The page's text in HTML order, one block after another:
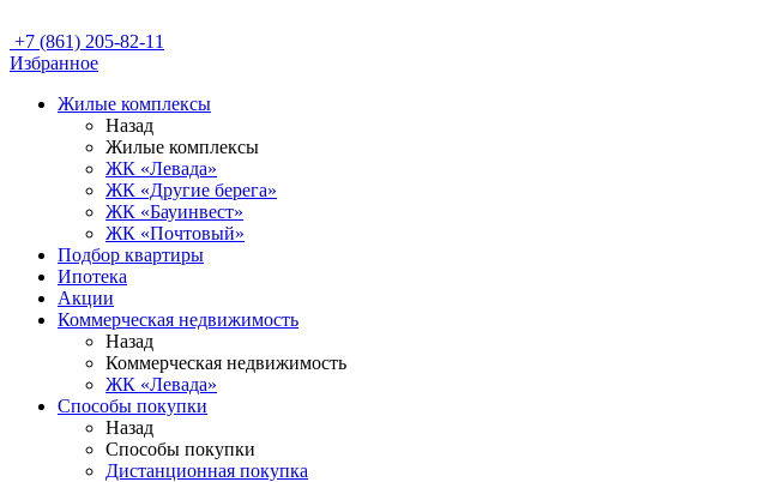
+7 (861) 205-82-11
Избранное
Жилые комплексы
Назад
Жилые комплексы
ЖК «Левада»
ЖК «Другие берега»
ЖК «Бауинвест»
ЖК «Почтовый»
Подбор квартиры
Ипотека
Акции
Коммерческая недвижимость
Назад
Коммерческая недвижимость
ЖК «Левада»
Способы покупки
Назад
Способы покупки
Дистанционная покупка